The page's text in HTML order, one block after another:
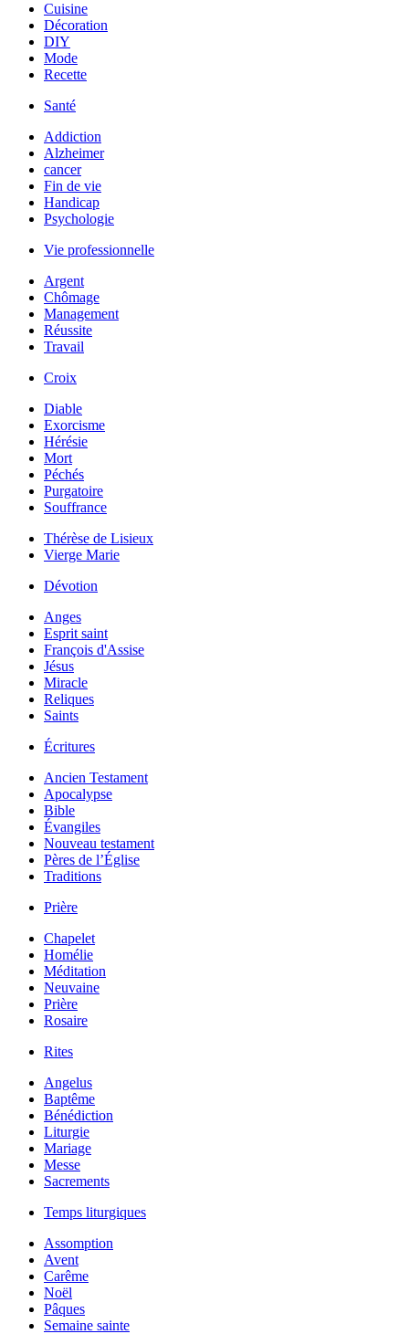
Cuisine
Décoration
DIY
Mode
Recette
Santé
Addiction
Alzheimer
cancer
Fin de vie
Handicap
Psychologie
Vie professionnelle
Argent
Chômage
Management
Réussite
Travail
Croix
Diable
Exorcisme
Hérésie
Mort
Péchés
Purgatoire
Souffrance
Thérèse de Lisieux
Vierge Marie
Dévotion
Anges
Esprit saint
François d'Assise
Jésus
Miracle
Reliques
Saints
Écritures
Ancien Testament
Apocalypse
Bible
Évangiles
Nouveau testament
Pères de l’Église
Traditions
Prière
Chapelet
Homélie
Méditation
Neuvaine
Prière
Rosaire
Rites
Angelus
Baptême
Bénédiction
Liturgie
Mariage
Messe
Sacrements
Temps liturgiques
Assomption
Avent
Carême
Noël
Pâques
Semaine sainte